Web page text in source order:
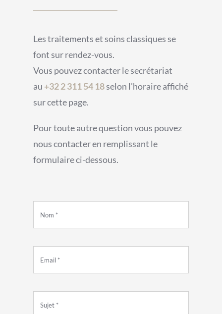
Les traitements et soins classiques se
font sur rendez-vous.
Vous pouvez contacter le secrétariat
au +32 2 311 54 18selon l’horaire affiché
sur cette page.
Pour toute autre question vous pouvez
nous contacter en remplissant le
formulaire ci-dessous.